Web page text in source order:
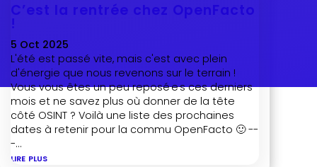
C’est la rentrée chez OpenFacto
!
5 Oct 2025
L'été est passé vite, mais c'est avec plein
d'énergie que nous revenons sur le terrain !
Vous vous êtes un peu reposé·e·s ces derniers
mois et ne savez plus où donner de la tête
côté OSINT ? Voilà une liste des prochaines
dates à retenir pour la commu OpenFacto 🙂 --
-...
lire plus